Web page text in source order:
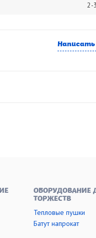
2-
ОБОРУДОВАНИЕ
ТОРЖЕСТВ
Тепловые пушки
Батут напрокат